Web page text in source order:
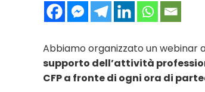
Abbiamo organizzato un webinar
supporto dell’attività
CFP a fronte di ogni ora di